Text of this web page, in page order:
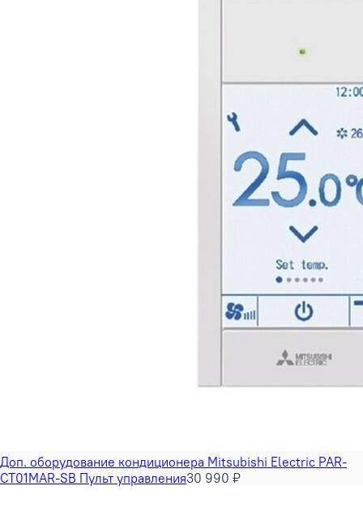
Доп. оборудование кондиционера Mitsubishi Electric PAR-
CT01MAR-SB Пульт управления30 990 ₽